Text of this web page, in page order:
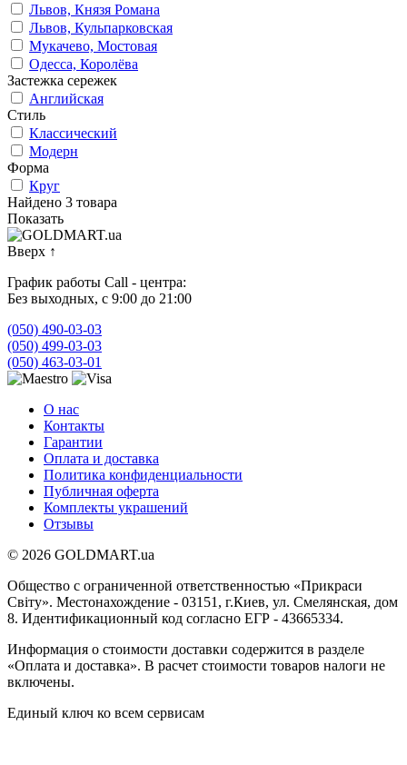
Львов, Князя Романа
Львов, Кульпарковская
Мукачево, Мостовая
Одесса, Королёва
Застежка сережек
Английская
Стиль
Классический
Модерн
Форма
Круг
Найдено 3 товара
Показать
Вверх ↑
График работы Call - центра:
Без выходных, с 9:00 до 21:00
(050) 490-03-03
(050) 499-03-03
(050) 463-03-01
О нас
Контакты
Гарантии
Оплата и доставка
Политика конфиденциальности
Публичная оферта
Комплекты украшений
Отзывы
© 2026 GOLDMART.ua
Общество с ограниченной ответственностью «Прикраси
Світу». Местонахождение - 03151, г.Киев, ул. Смелянская, дом
8. Идентификационный код согласно ЕГР - 43665334.
Информация о стоимости доставки содержится в разделе
«Оплата и доставка». В расчет стоимости товаров налоги не
включены.
Единый ключ ко всем сервисам